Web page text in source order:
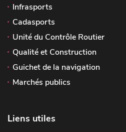
Infrasports
Cadasports
Unité du Contrôle Routier
Qualité et Construction
Guichet de la navigation
Marchés publics
Liens utiles